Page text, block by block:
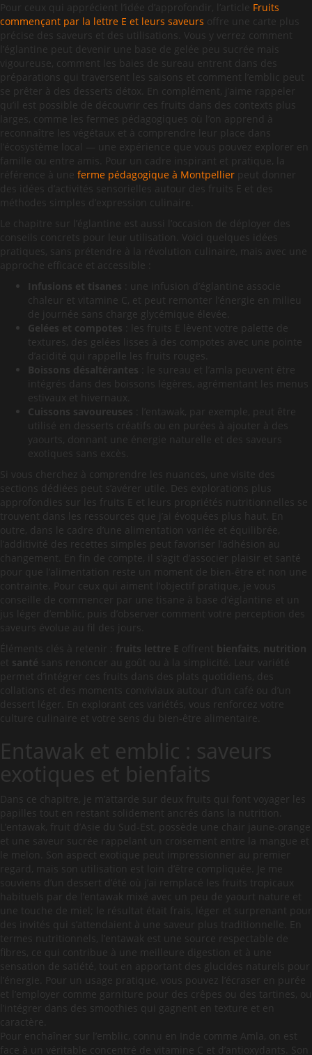
Pour ceux qui apprécient l’idée d’approfondir, l’article Fruits
commençant par la lettre E et leurs saveurs offre une carte plus
précise des saveurs et des utilisations. Vous y verrez comment
l’églantine peut devenir une base de gelée peu sucrée mais
vigoureuse, comment les baies de sureau entrent dans des
préparations qui traversent les saisons et comment l’emblic peut
se prêter à des desserts détox. En complément, j’aime rappeler
qu’il est possible de découvrir ces fruits dans des contexts plus
larges, comme les fermes pédagogiques où l’on apprend à
reconnaître les végétaux et à comprendre leur place dans
l’écosystème local — une expérience que vous pouvez explorer en
famille ou entre amis. Pour un cadre inspirant et pratique, la
référence à une ferme pédagogique à Montpellier peut donner
des idées d’activités sensorielles autour des fruits E et des
méthodes simples d’expression culinaire.
Le chapitre sur l’églantine est aussi l’occasion de déployer des
conseils concrets pour leur utilisation. Voici quelques idées
pratiques, sans prétendre à la révolution culinaire, mais avec une
approche efficace et accessible :
Infusions et tisanes : une infusion d’églantine associe
chaleur et vitamine C, et peut remonter l’énergie en milieu
de journée sans charge glycémique élevée.
Gelées et compotes : les fruits E lèvent votre palette de
textures, des gelées lisses à des compotes avec une pointe
d’acidité qui rappelle les fruits rouges.
Boissons désaltérantes : le sureau et l’amla peuvent être
intégrés dans des boissons légères, agrémentant les menus
estivaux et hivernaux.
Cuissons savoureuses : l’entawak, par exemple, peut être
utilisé en desserts créatifs ou en purées à ajouter à des
yaourts, donnant une énergie naturelle et des saveurs
exotiques sans excès.
Si vous cherchez à comprendre les nuances, une visite des
sections dédiées peut s’avérer utile. Des explorations plus
approfondies sur les fruits E et leurs propriétés nutritionnelles se
trouvent dans les ressources que j’ai évoquées plus haut. En
outre, dans le cadre d’une alimentation variée et équilibrée,
l’additivité des recettes simples peut favoriser l’adhésion au
changement. En fin de compte, il s’agit d’associer plaisir et santé
pour que l’alimentation reste un moment de bien-être et non une
contrainte. Pour ceux qui aiment l’objectif pratique, je vous
conseille de commencer par une tisane à base d’églantine et un
jus léger d’emblic, puis d’observer comment votre perception des
saveurs évolue au fil des jours.
Éléments clés à retenir :
fruits lettre E offrent bienfaits nutrition
et santé sans renoncer au goût ou à la simplicité. Leur variété
permet d’intégrer ces fruits dans des plats quotidiens, des
collations et des moments conviviaux autour d’un café ou d’un
dessert léger. En explorant ces variétés, vous renforcez votre
culture culinaire et votre sens du bien-être alimentaire.
Entawak et emblic : saveurs
exotiques et bienfaits
Dans ce chapitre, je m’attarde sur deux fruits qui font voyager les
papilles tout en restant solidement ancrés dans la nutrition.
L’entawak, fruit d’Asie du Sud-Est, possède une chair jaune-orange
et une saveur sucrée rappelant un croisement entre la mangue et
le melon. Son aspect exotique peut impressionner au premier
regard, mais son utilisation est loin d’être compliquée. Je me
souviens d’un dessert d’été où j’ai remplacé les fruits tropicaux
habituels par de l’entawak mixé avec un peu de yaourt nature et
une touche de miel; le résultat était frais, léger et surprenant pour
des invités qui s’attendaient à une saveur plus traditionnelle. En
termes nutritionnels, l’entawak est une source respectable de
fibres, ce qui contribue à une meilleure digestion et à une
sensation de satiété, tout en apportant des glucides naturels pour
l’énergie. Pour un usage pratique, vous pouvez l’écraser en purée
et l’employer comme garniture pour des crêpes ou des tartines, ou
l’intégrer dans des smoothies qui gagnent en texture et en
caractère.
Pour enchaîner sur l’emblic, connu en Inde comme Amla, on est
face à un véritable concentré de vitamine C et d’antioxydants. Son